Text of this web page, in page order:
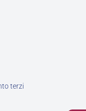
terzi